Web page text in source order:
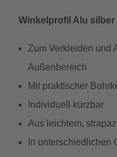
Winkelprofil Alu silber
Zum Verkleiden und
Außenbereich
Mit praktischer
Individuell kürzbar
Aus leichtem,
In unterschiedlichen